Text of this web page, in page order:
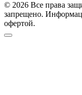
© 2026 Все права
запрещено.
офертой.